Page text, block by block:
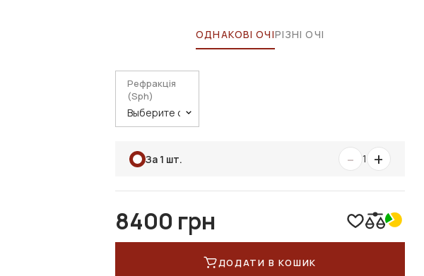
ОДНАКОВІ ОЧІРІЗНІ ОЧІ
Рефракція
(Sph)
За 1 шт. - 1 +
8400 грн
ДОДАТИ В КОШИК